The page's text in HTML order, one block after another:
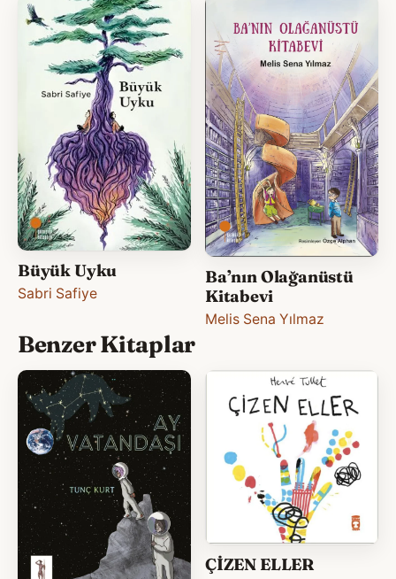
Büyük Uyku
Sabri Safiye
Ba’nın Olağanüstü
Kitabevi
Melis Sena Yılmaz
Benzer Kitaplar
ÇİZEN ELLER